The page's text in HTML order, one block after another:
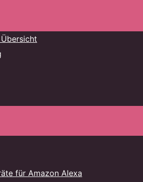
für Amazon Alexa